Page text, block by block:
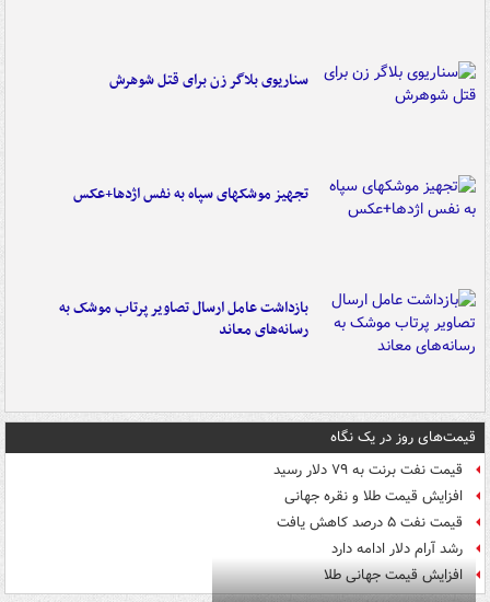
سناریوی بلاگر زن برای قتل شوهرش
تجهیز موشکهای سپاه به نفس اژدها+عکس
بازداشت عامل ارسال تصاویر پرتاب موشک به
رسانه‌های معاند
قیمت‌های روز در یک نگاه
قیمت نفت برنت به ۷۹ دلار رسید
افزایش قیمت طلا و نقره جهانی
قیمت نفت ۵ درصد کاهش یافت
رشد آرام دلار ادامه دارد
افزایش قیمت جهانی طلا